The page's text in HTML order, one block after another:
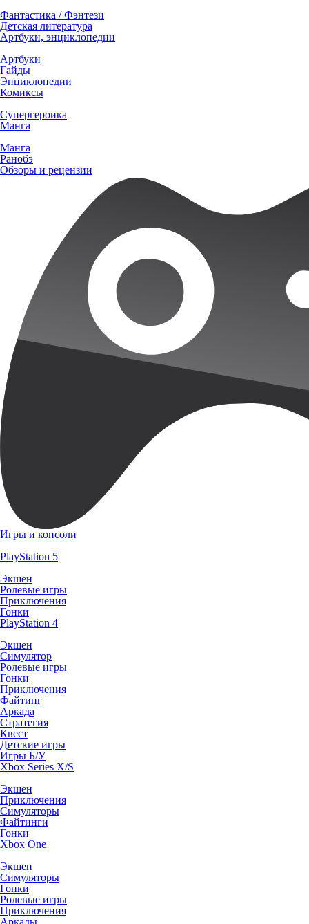
Фантастика / Фэнтези
Детская литература
Артбуки, энциклопедии
Артбуки
Гайды
Энциклопедии
Комиксы
Супергероика
Манга
Манга
Ранобэ
Обзоры и рецензии
Игры и консоли
PlayStation 5
Экшен
Ролевые игры
Приключения
Гонки
PlayStation 4
Экшен
Симулятор
Ролевые игры
Гонки
Приключения
Файтинг
Аркада
Стратегия
Квест
Детские игры
Игры Б/У
Xbox Series X/S
Экшен
Приключения
Симуляторы
Файтинги
Гонки
Xbox One
Экшен
Симуляторы
Гонки
Ролевые игры
Приключения
Аркады